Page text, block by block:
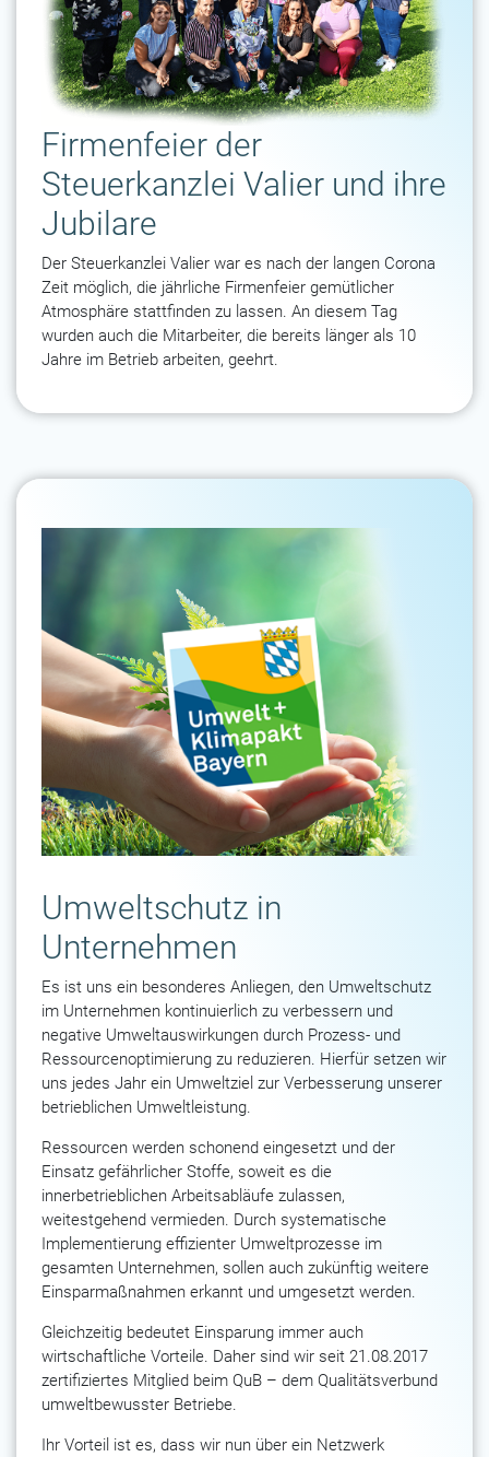
Firmenfeier der
Steuerkanzlei Valier und ihre
Jubilare
Der Steuerkanzlei Valier war es nach der langen Corona
Zeit möglich, die jährliche Firmenfeier gemütlicher
Atmosphäre stattfinden zu lassen. An diesem Tag
wurden auch die Mitarbeiter, die bereits länger als 10
Jahre im Betrieb arbeiten, geehrt.
Umweltschutz in
Unternehmen
Es ist uns ein besonderes Anliegen, den Umweltschutz
im Unternehmen kontinuierlich zu verbessern und
negative Umweltauswirkungen durch Prozess- und
Ressourcenoptimierung zu reduzieren. Hierfür setzen wir
uns jedes Jahr ein Umweltziel zur Verbesserung unserer
betrieblichen Umweltleistung.
Ressourcen werden schonend eingesetzt und der
Einsatz gefährlicher Stoffe, soweit es die
innerbetrieblichen Arbeitsabläufe zulassen,
weitestgehend vermieden. Durch systematische
Implementierung effizienter Umweltprozesse im
gesamten Unternehmen, sollen auch zukünftig weitere
Einsparmaßnahmen erkannt und umgesetzt werden.
Gleichzeitig bedeutet Einsparung immer auch
wirtschaftliche Vorteile. Daher sind wir seit 21.08.2017
zertifiziertes Mitglied beim QuB – dem Qualitätsverbund
umweltbewusster Betriebe.
Ihr Vorteil ist es, dass wir nun über ein Netzwerk